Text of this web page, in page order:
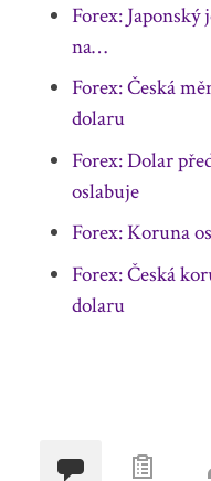
Forex:
na…
Forex: Česká
dolaru
Forex: Dolar
oslabuje
Forex: Koruna
Forex: Česká
dolaru